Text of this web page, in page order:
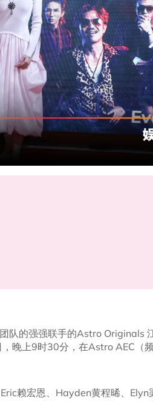
队的强强联手的Astro Originals
晚上9时30分，在Astro AEC（
赖宏恩、Hayden黄程晞、Elyn